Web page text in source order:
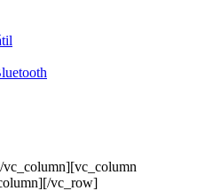
vc_row]